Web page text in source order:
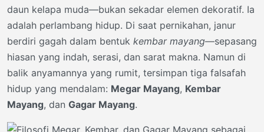
daun kelapa muda—bukan sekadar elemen dekoratif. Ia
adalah perlambang hidup. Di saat pernikahan, janur
berdiri gagah dalam bentuk kembar mayang—sepasang
hiasan yang indah, serasi, dan sarat makna. Namun di
balik anyamannya yang rumit, tersimpan tiga falsafah
hidup yang mendalam: Megar Mayang, Kembar
Mayang, dan Gagar Mayang.